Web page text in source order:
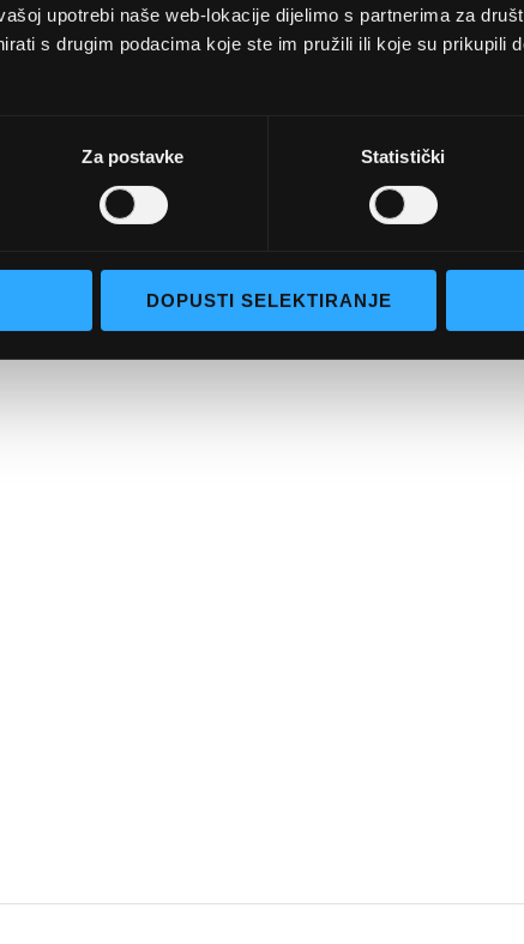
upotrebi naše web-lokacije dijelimo s partnerima za
s drugim podacima koje ste im pružili ili koje su prikupili
Za postavke Statistički
DOPUSTI SELEKTIRANJE
UVJETI KUPNJE
Uvjeti korištenja
Pojmovi za pretraživanje
Napredno pretraživanje
Kontaktirajte nas